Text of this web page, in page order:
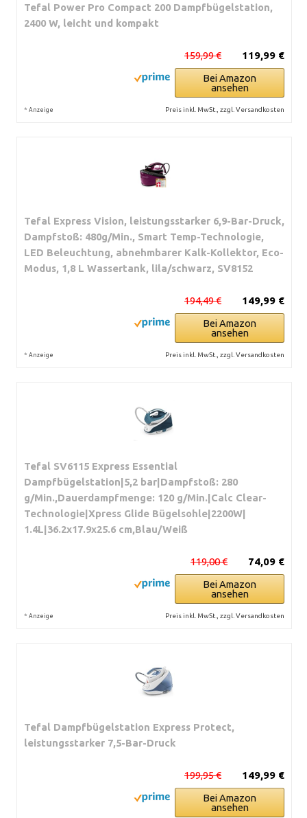
Tefal Power Pro Compact 200 Dampfbügelstation,
2400 W, leicht und kompakt
119,99 €
159,99 €
Bei Amazon
ansehen
* Anzeige Preis inkl. MwSt., zzgl. Versandkosten
Tefal Express Vision, leistungsstarker 6,9-Bar-Druck,
Dampfstoß: 480g/Min., Smart Temp-Technologie,
LED Beleuchtung, abnehmbarer Kalk-Kollektor, Eco-
Modus, 1,8 L Wassertank, lila/schwarz, SV8152
149,99 €
194,49 €
Bei Amazon
ansehen
* Anzeige Preis inkl. MwSt., zzgl. Versandkosten
Tefal SV6115 Express Essential
Dampfbügelstation|5,2 bar|Dampfstoß: 280
g/Min.,Dauerdampfmenge: 120 g/Min.|Calc Clear-
Technologie|Xpress Glide Bügelsohle|2200W|
1.4L|36.2x17.9x25.6 cm,Blau/Weiß
74,09 €
119,00 €
Bei Amazon
ansehen
* Anzeige Preis inkl. MwSt., zzgl. Versandkosten
Tefal Dampfbügelstation Express Protect,
leistungsstarker 7,5-Bar-Druck
149,99 €
199,95 €
Bei Amazon
ansehen